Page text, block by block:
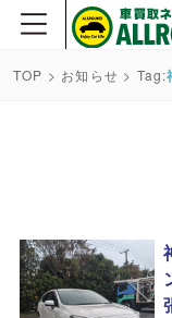
TOP > お知らせ > Tag: